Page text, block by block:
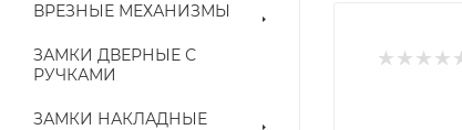
ВРЕЗНЫЕ МЕХАНИЗМЫ
ЗАМКИ ДВЕРНЫЕ С
РУЧКАМИ
ЗАМКИ НАКЛАДНЫЕ